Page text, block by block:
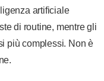
artificiale
di routine, mentre gli
più complessi. Non è